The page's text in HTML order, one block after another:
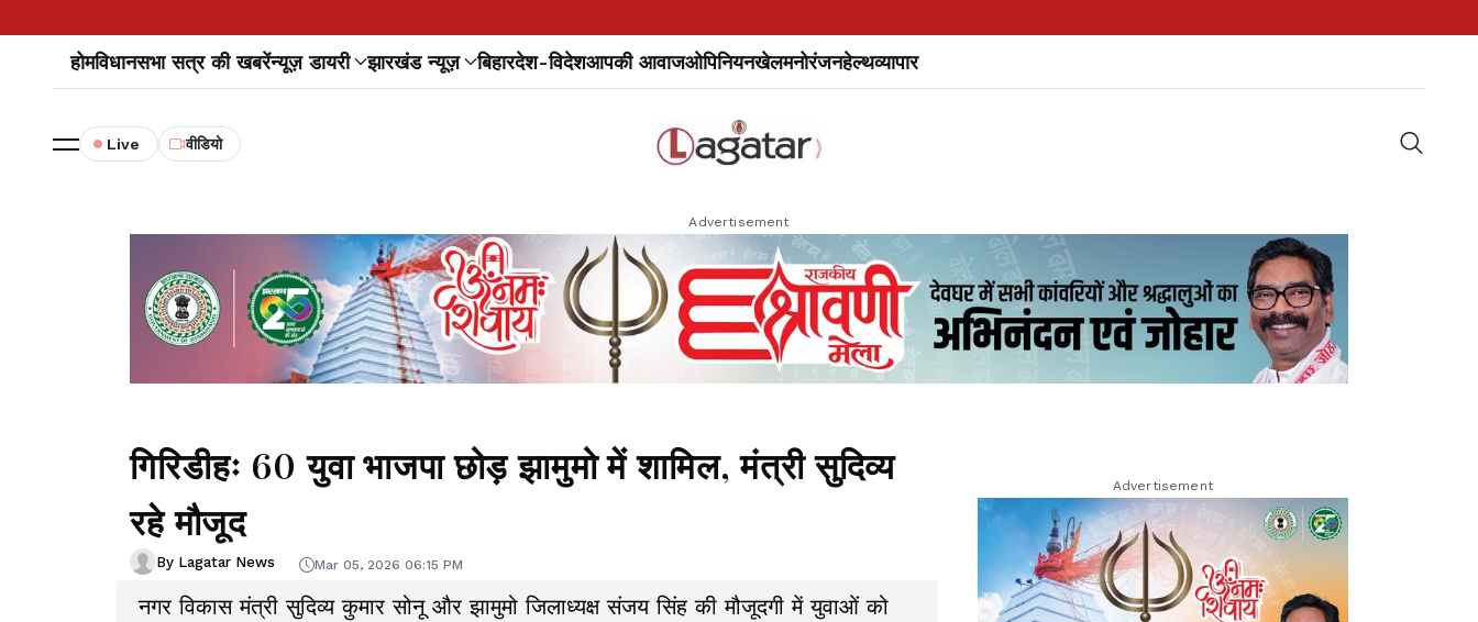
होमविधानसभा सत्र की खबरेंन्यूज़ डायरी झारखंड न्यूज़ बिहारदेश-विदेशआपकी आवाजओपिनियनखेलमनोरंजनहेल्थव्यापार
Live वीडियो
Advertisement
गिरिडीहः 60 युवा भाजपा छोड़ झामुमो में शामिल, मंत्री सुदिव्य
रहे मौजूद
By Lagatar News Mar 05, 2026 06:15 PM
नगर विकास मंत्री सुदिव्य कुमार सोनू और झामुमो जिलाध्यक्ष संजय सिंह की मौजूदगी में युवाओं को
Advertisement